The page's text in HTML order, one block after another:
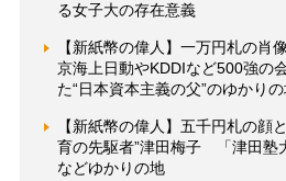
る女子大の存在意義
【新紙幣の偉人】一万円札の
京海上日動やKDDIなど500強の
た“日本資本主義の父”のゆかり
【新紙幣の偉人】五千円札の顔
育の先駆者”津田梅子 「津田塾
などゆかりの地